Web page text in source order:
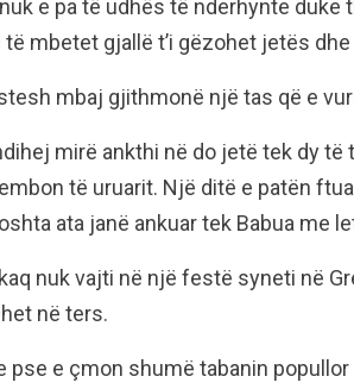
e pa të udhës të nderhynte
mbetet gjallë t’i gëzohet jetës dhe
mbaj gjithmonë një tas që e
mirë ankthi në do jetë tek dy
të uruarit. Një ditë e patën
ata janë ankuar tek Babua me
nuk vajti në një festë syneti në
në ters.
pse e çmon shumë tabanin